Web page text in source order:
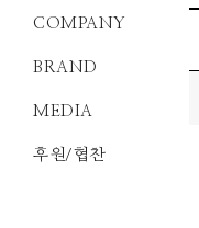
COMPANY
BRAND
MEDIA
후원/협찬